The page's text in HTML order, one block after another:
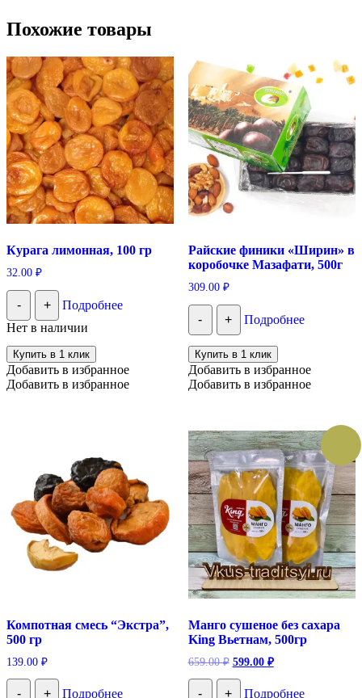
Похожие товары
Курага лимонная, 100 гр
32.00 ₽
- +
Подробнее
Нет в наличии
Купить в 1 клик
Добавить в избранное
Добавить в избранное
Райские финики «Ширин» в
коробочке Мазафати, 500г
309.00 ₽
- + Подробнее
Купить в 1 клик
Добавить в избранное
Добавить в избранное
Компотная смесь “Экстра”,
500 гр
139.00 ₽
- +
Подробнее
Манго сушеное без сахара
King Вьетнам, 500гр
659.00₽ Первоначальная
цена
составляла
599.00 ₽Текущая
цена:
599.00 ₽.
- +
Подробнее